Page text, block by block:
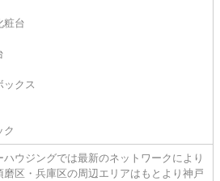
粧台
ックス
ク
ハウジングでは最新のネットワークにより
磨区・兵庫区の周辺エリアはもとより神戸